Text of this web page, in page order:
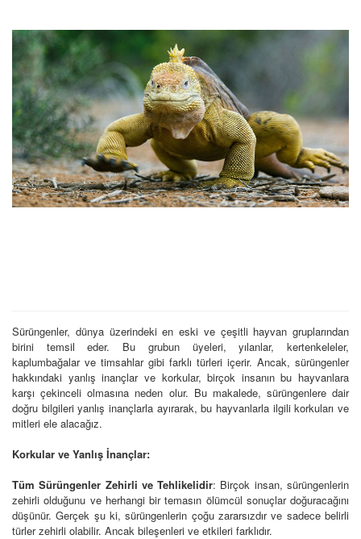
Sürüngenler, dünya üzerindeki en eski ve çeşitli hayvan gruplarından
birini temsil eder. Bu grubun üyeleri, yılanlar, kertenkeleler,
kaplumbağalar ve timsahlar gibi farklı türleri içerir. Ancak, sürüngenler
hakkındaki yanlış inançlar ve korkular, birçok insanın bu hayvanlara
karşı çekinceli olmasına neden olur. Bu makalede, sürüngenlere dair
doğru bilgileri yanlış inançlarla ayırarak, bu hayvanlarla ilgili korkuları ve
mitleri ele alacağız.
Korkular ve Yanlış İnançlar:
Tüm Sürüngenler Zehirli ve Tehlikelidir: Birçok insan, sürüngenlerin
zehirli olduğunu ve herhangi bir temasın ölümcül sonuçlar doğuracağını
düşünür. Gerçek şu ki, sürüngenlerin çoğu zararsızdır ve sadece belirli
türler zehirli olabilir. Ancak bileşenleri ve etkileri farklıdır.